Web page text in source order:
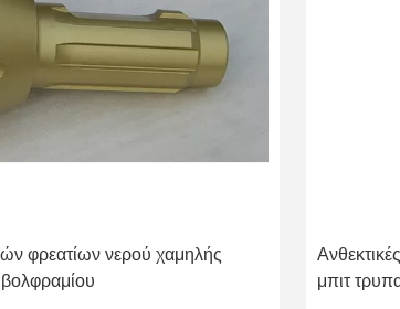
φρεατίων νερού χαμηλής
μπιτ